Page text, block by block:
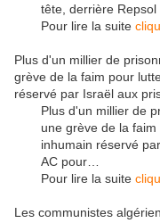
tête, derrière Repsol
Pour lire la suite
Plus d'un millier de
grève de la faim pour
réservé par Israël aux
Plus d'un millier de
une grève de la
inhumain réservé
AC pour…
Pour lire la suite
Les communistes